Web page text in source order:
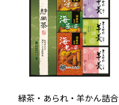
緑茶・あられ・羊かん詰合